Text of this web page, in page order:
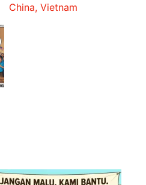
China, Vietnam